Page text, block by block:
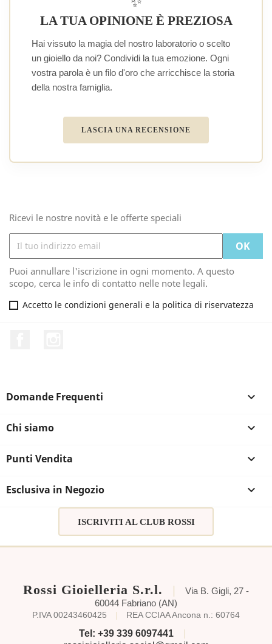
LA TUA OPINIONE È PREZIOSA
Hai vissuto la magia del nostro laboratorio o scelto
un gioiello da noi? Condividi la tua emozione. Ogni
vostra parola è un filo d'oro che arricchisce la storia
della nostra famiglia.
LASCIA UNA RECENSIONE
Ricevi le nostre novità e le offerte speciali
Puoi annullare l'iscrizione in ogni momento. A questo
scopo, cerca le info di contatto nelle note legali.
Accetto le condizioni generali e la politica di riservatezza
Domande Frequenti 
Chi siamo 
Punti Vendita 
Esclusiva in Negozio 
ISCRIVITI AL CLUB ROSSI
Rossi Gioielleria S.r.l.
Via B. Gigli, 27 -
60044 Fabriano (AN)
P.IVA 00243460425 REA CCIAA Ancona n.: 60764
Tel: +39 339 6097441